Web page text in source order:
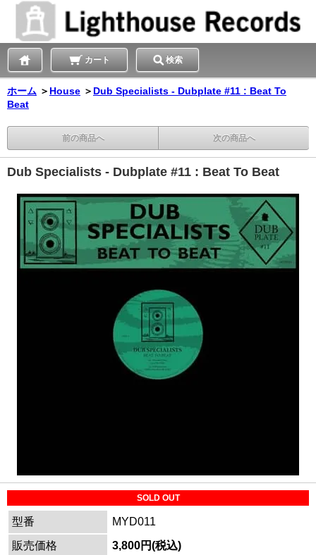
カート 検索
ホーム ＞ House ＞ Dub Specialists - Dubplate #11 : Beat To
Beat
前の商品へ 次の商品へ
Dub Specialists - Dubplate #11 : Beat To Beat
SOLD OUT
型番
MYD011
販売価格
3,800円(税込)